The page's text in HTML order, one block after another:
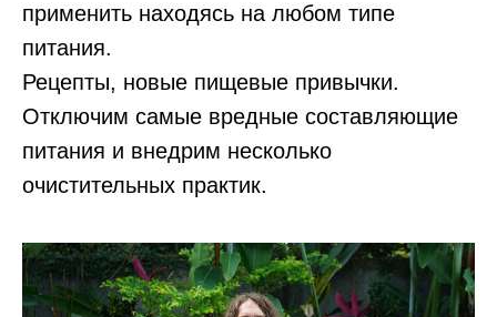
применить находясь на любом типе
питания.
Рецепты, новые пищевые привычки.
Отключим самые вредные составляющие
питания и внедрим несколько
очистительных практик.